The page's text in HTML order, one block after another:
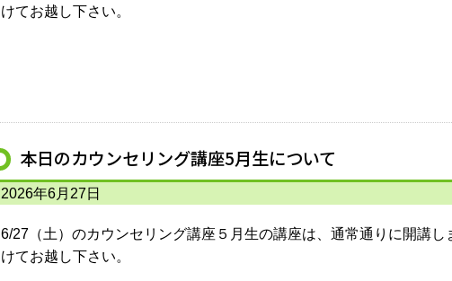
けてお越し下さい。
本日のカウンセリング講座5月生について
2026年6月27日
6/27（土）のカウンセリング講座５月生の講座は、通常通りに開講し
けてお越し下さい。